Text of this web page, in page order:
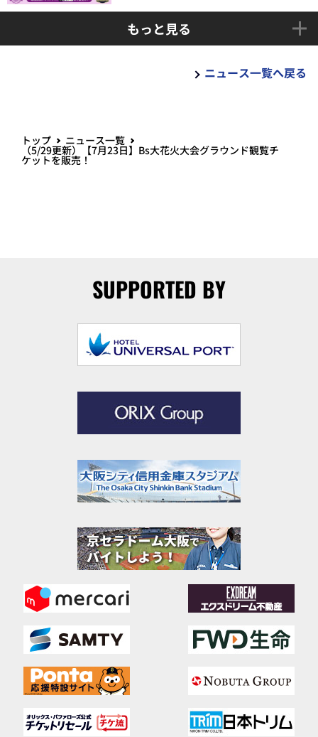
もっと見る
ニュース一覧へ戻る
トップ ニュース一覧
（5/29更新）【7月23日】Bs大花火大会グラウンド観覧チ
ケットを販売！
SUPPORTED BY